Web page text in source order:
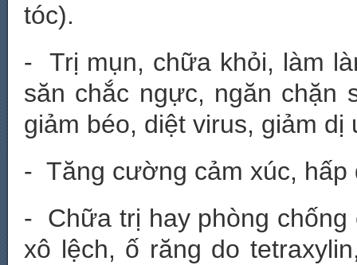
tóc).
- Trị mụn, chữa khỏi, làm
săn chắc ngực, ngăn chặn
giảm béo, diệt virus, giảm
- Tăng cường cảm xúc,
- Chữa trị hay phòng chống
xô lệch, ố răng do